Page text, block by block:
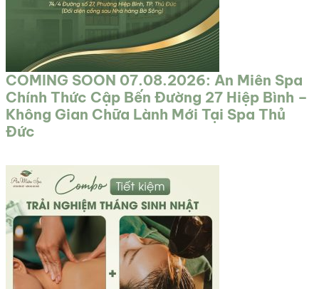
COMING SOON 07.08.2026: An Miên Spa
Chính Thức Cập Bến Đường 27 Hiệp Bình –
Không Gian Chữa Lành Mới Tại Spa Thủ
Đức